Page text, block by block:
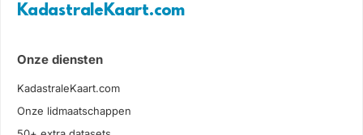
KadastraleKaart.com
Onze diensten
KadastraleKaart.com
Onze lidmaatschappen